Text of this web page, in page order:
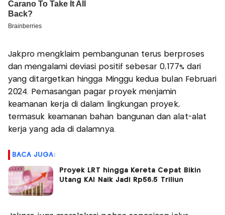
Jakpro mengklaim pembangunan terus berproses
dan mengalami deviasi positif sebesar 0,177% dari
yang ditargetkan hingga Minggu kedua bulan Februari
2024. Pemasangan pagar proyek menjamin
keamanan kerja di dalam lingkungan proyek,
termasuk keamanan bahan bangunan dan alat-alat
kerja yang ada di dalamnya.
BACA JUGA:
Proyek LRT hingga Kereta Cepat Bikin
Utang KAI Naik Jadi Rp56,5 Triliun